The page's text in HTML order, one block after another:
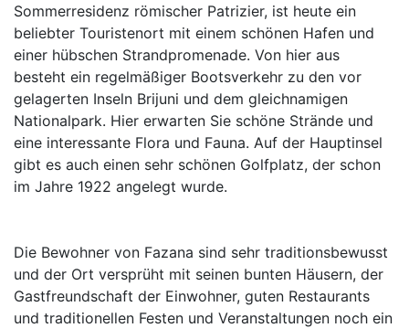
Sommerresidenz römischer Patrizier, ist heute ein
beliebter Touristenort mit einem schönen Hafen und
einer hübschen Strandpromenade. Von hier aus
besteht ein regelmäßiger Bootsverkehr zu den vor
gelagerten Inseln Brijuni und dem gleichnamigen
Nationalpark. Hier erwarten Sie schöne Strände und
eine interessante Flora und Fauna. Auf der Hauptinsel
gibt es auch einen sehr schönen Golfplatz, der schon
im Jahre 1922 angelegt wurde.
Die Bewohner von Fazana sind sehr traditionsbewusst
und der Ort versprüht mit seinen bunten Häusern, der
Gastfreundschaft der Einwohner, guten Restaurants
und traditionellen Festen und Veranstaltungen noch ein